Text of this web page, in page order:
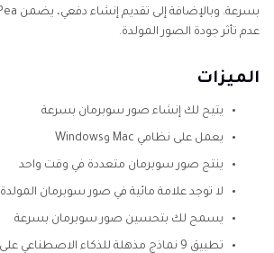
عدم تأثر جودة الصور المولدة.
الميزات
يتيح لك إنشاء صور سوبرمان بسرعة
يعمل على نظامي Mac وWindows
ينتج صور سوبرمان متعددة في وقت واحد
لا توجد علامة مائية في صور سوبرمان المولدة
يسمح لك بتحسين صور سوبرمان بسرعة
تطبيق 9 نماذج مذهلة للذكاء الاصطناعي على الصور